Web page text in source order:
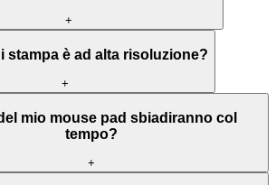
+
stampa è ad alta risoluzione?
+
mio mouse pad sbiadiranno col
tempo?
+